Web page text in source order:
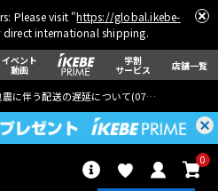
Please visit "https://global.ikebe-
direct international shipping.
イベント
動画
学割
サービス 店舗一覧
震に伴う配送の遅延について(07月29日
0